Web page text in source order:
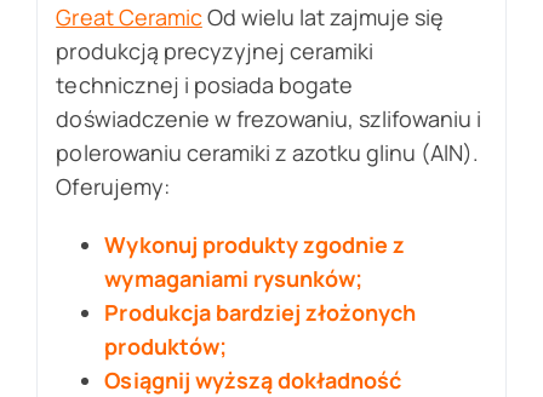
Great CeramicOd wielu lat zajmuje się
produkcją precyzyjnej ceramiki
technicznej i posiada bogate
doświadczenie w frezowaniu, szlifowaniu i
polerowaniu ceramiki z azotku glinu (AlN).
Oferujemy:
Wykonuj produkty zgodnie z
wymaganiami rysunków;
Produkcja bardziej złożonych
produktów;
Osiągnij wyższą dokładność